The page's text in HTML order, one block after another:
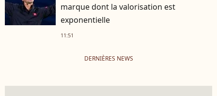
marque dont la valorisation est
exponentielle
11:51
DERNIÈRES NEWS